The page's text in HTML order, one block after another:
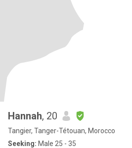
Hannah, 20
Tangier, Tanger-Tétouan, Morocco
Seeking: Male 25 - 35